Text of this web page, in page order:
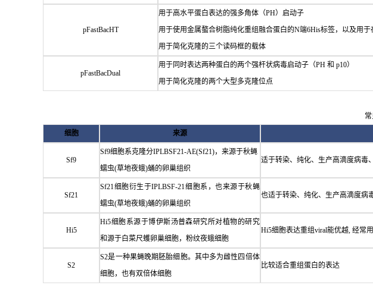
pFastBacHT
用于高水平蛋白表达的强多角体（PH）启动子
用于使用金属螯合树脂纯化重组融合蛋白的N端6His标签，以及用
用于简化克隆的三个读码框的载体
pFastBacDual
用于同时表达两种蛋白的两个强杆状病毒启动子（PH 和 p10）
用于简化克隆的两个大型多克隆位点
细胞 来源
Sf9
Sf9细胞系克隆分IPLBSF21-AE(Sf21)，来源于秋蝇
蠕虫(草地夜蛾)蛹的卵巢组织
适于转染、纯化、生产高滴度病毒
Sf21
Sf21细胞衍生于IPLBSF-21细胞系，也来源于秋蝇
蠕虫(草地夜蛾)蛹的卵巢组织
也适于转染、纯化、生产高滴度病
Hi5
Hi5细胞系源于博伊斯汤普森研究所对植物的研究
和源于白菜尺蠖卵巢细胞，粉纹夜蛾细胞
Hi5细胞表达重组viral能优越, 经常
S2
S2是一种果蝇晚期胚胎细胞。其中多为雌性四倍体
细胞，也有双倍体细胞
比较适合重组蛋白的表达